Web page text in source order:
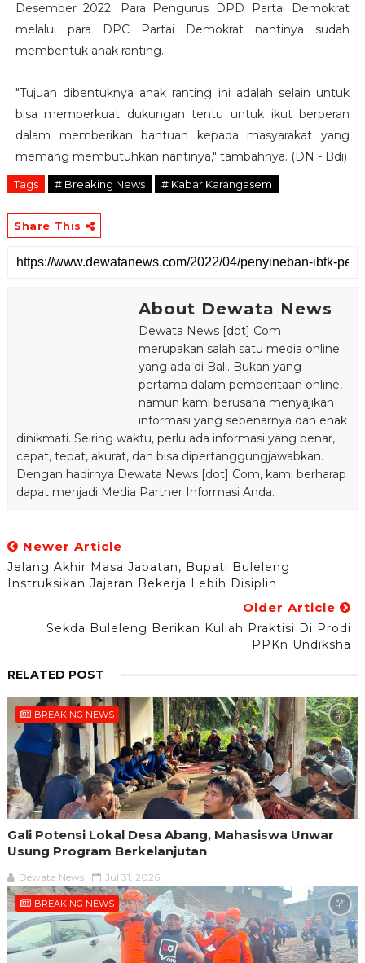
Desember 2022. Para Pengurus DPD Partai Demokrat
melalui para DPC Partai Demokrat nantinya sudah
membentuk anak ranting.
"Tujuan dibentuknya anak ranting ini adalah selain untuk
bisa memperkuat dukungan tentu untuk ikut berperan
dalam memberikan bantuan kepada masyarakat yang
memang membutuhkan nantinya," tambahnya. (DN - Bdi)
Tags # Breaking News # Kabar Karangasem
Share This
About Dewata News
Dewata News [dot] Com
merupakan salah satu media online
yang ada di Bali. Bukan yang
pertama dalam pemberitaan online,
namun kami berusaha menyajikan
informasi yang sebenarnya dan enak
dinikmati. Seiring waktu, perlu ada informasi yang benar,
cepat, tepat, akurat, dan bisa dipertanggungjawabkan.
Dengan hadirnya Dewata News [dot] Com, kami berharap
dapat menjadi Media Partner Informasi Anda.
Newer Article
Jelang Akhir Masa Jabatan, Bupati Buleleng
Instruksikan Jajaran Bekerja Lebih Disiplin
Older Article
Sekda Buleleng Berikan Kuliah Praktisi Di Prodi
PPKn Undiksha
RELATED POST
BREAKING NEWS
Gali Potensi Lokal Desa Abang, Mahasiswa Unwar
Usung Program Berkelanjutan
Dewata News Jul 31, 2026
BREAKING NEWS